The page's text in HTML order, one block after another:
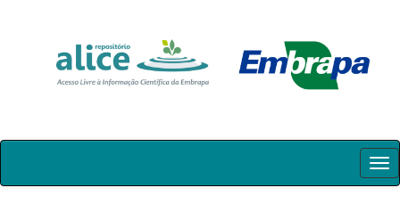
Skip